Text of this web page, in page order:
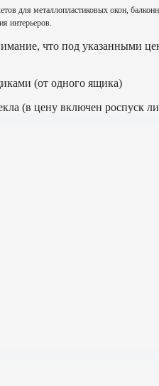
для металлопластиковых окон,
интерьеров.
что под указанными
(от одного ящика)
(в цену включен роспуск